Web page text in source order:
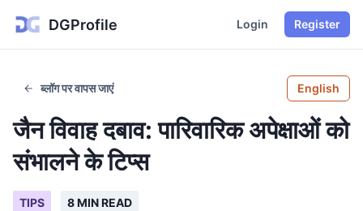
DGProfile Login Register
ब्लॉग पर वापस जाएं English
जैन विवाह दबाव: पारिवारिक अपेक्षाओं को
संभालने के टिप्स
TIPS 8 MIN READ